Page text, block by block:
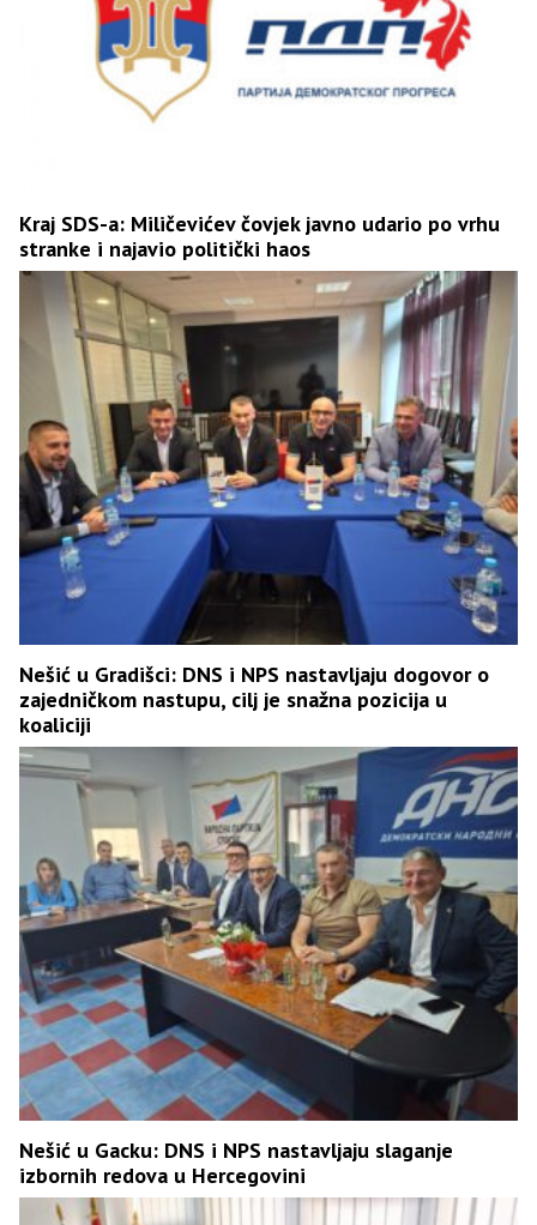
Kraj SDS-a: Miličevićev čovjek javno udario po vrhu
stranke i najavio politički haos
Nešić u Gradišci: DNS i NPS nastavljaju dogovor o
zajedničkom nastupu, cilj je snažna pozicija u
koaliciji
Nešić u Gacku: DNS i NPS nastavljaju slaganje
izbornih redova u Hercegovini